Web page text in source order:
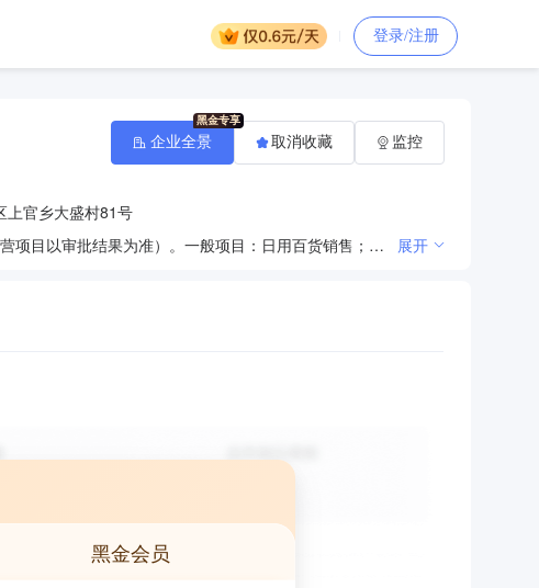
登录/注册
上官乡大盛村81号
许可项目：食品互联网销售（依法须经批准的项目，经相关部门批准后方可开展经营活动，具体经营项目以审批结果为准）。一般项目：日用百货销售；服装服饰零售；鞋帽零售；皮革制品销售；玩具销售；体育用品及器材零售；照相器材及望远镜零售；家用视听设备销售；家具销售；文具用品零售；塑料制品销售；劳动保护用品销售；宠物食品及用品零售；日用品销售；日用杂品销售；户外用品销售；计算器设备销售；电子产品销售；包装材料及制品销售；成人情趣用品销售（不含药品、医疗器械）（除依法须经批准的项目外，凭营业执照依法自主开展经营活动）。 展开
企业全景 取消收藏 监控
黑金会员